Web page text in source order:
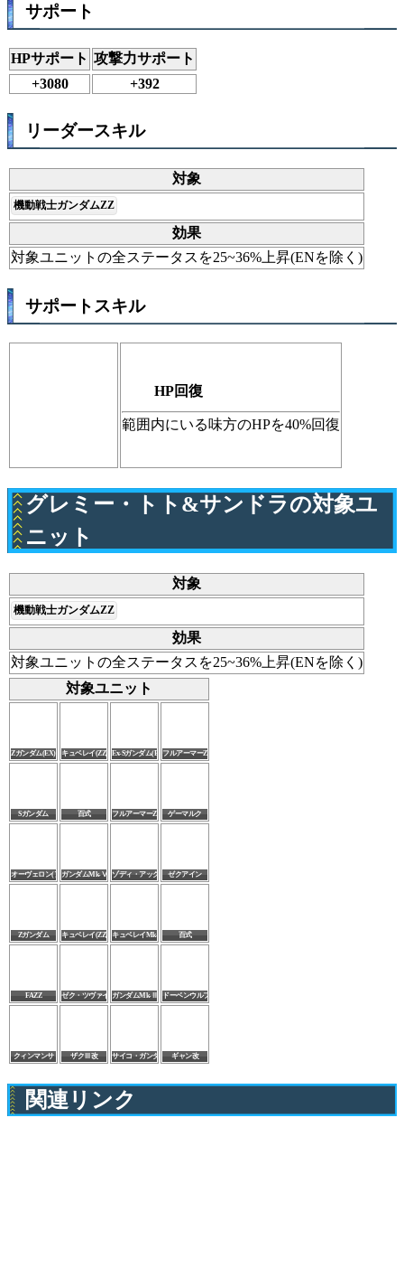
サポート
HPサポート 攻撃力サポート
+3080
+392
リーダースキル
対象
機動戦士ガンダムZZ
効果
対象ユニットの全ステータスを25~36%上昇(ENを除く)
サポートスキル
HP回復
範囲内にいる味方のHPを40%回復
グレミー・トト&サンドラの対象ユ
ニット
対象
機動戦士ガンダムZZ
効果
対象ユニットの全ステータスを25~36%上昇(ENを除く)
対象ユニット
Zガンダム(EX) キュベレイ(ZZ版)(EX)Ex-Sガンダム(EX)フルアーマーZZガンダム(EX)
Sガンダム 百式 フルアーマーZZガンダム
ゲーマルク
オーヴェロン(アーマー形態)
ガンダムMk-Ⅴ ゾディ・アック ゼクアイン
Zガンダム キュベレイ(ZZ版)キュベレイMk-Ⅱ(エルピー・プル専用機)
百式
FAZZ ゼク・ツヴァイ ガンダムMk-Ⅲ ドーベンウルフ(指揮官機)
クィンマンサ ザクⅢ改 サイコ・ガンダムMk-Ⅲギャン改
関連リンク